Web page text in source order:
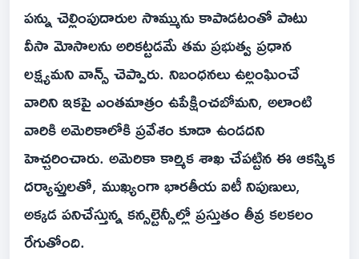
పన్ను చెల్లింపుదారుల సొమ్మును కాపాడటంతో పాటు
వీసా మోసాలను అరికట్టడమే తమ ప్రభుత్వ ప్రధాన
లక్ష్యమని వాన్స్ చెప్పారు. నిబంధనలు ఉల్లంఘించే
వారిని ఇకపై ఎంతమాత్రం ఉపేక్షించబోమని, అలాంటి
వారికి అమెరికాలోకి ప్రవేశం కూడా ఉండదని
హెచ్చరించారు. అమెరికా కార్మిక శాఖ చేపట్టిన ఈ ఆకస్మిక
దర్యాప్తులతో, ముఖ్యంగా భారతీయ ఐటీ నిపుణులు,
అక్కడ పనిచేస్తున్న కన్సల్టెన్సీల్లో ప్రస్తుతం తీవ్ర కలకలం
రేగుతోంది.